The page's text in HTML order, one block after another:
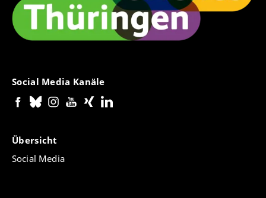
Social Media Kanäle
Übersicht
Social Media